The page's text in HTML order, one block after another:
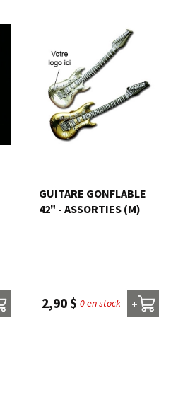
GUITARE GONFLABLE
42" - ASSORTIES (M)
2,90 $ 0 en stock +